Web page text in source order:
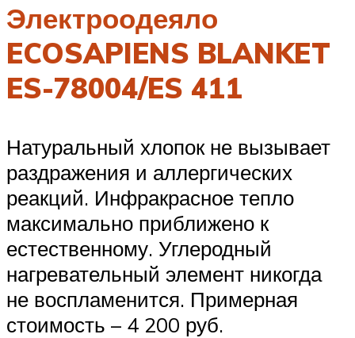
Электроодеяло
ECOSAPIENS BLANKET
ES-78004/ES 411
Натуральный хлопок не вызывает
раздражения и аллергических
реакций. Инфракрасное тепло
максимально приближено к
естественному. Углеродный
нагревательный элемент никогда
не воспламенится. Примерная
стоимость – 4 200 руб.